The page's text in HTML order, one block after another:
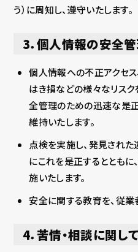
う）に周知し、遵守いたします。
3．個人情報の安全
個人情報への不正アクセス
はき損などの様々なリス
全管理のための迅速な是
維持いたします。
点検を実施し、発見され
にこれを是正するととも
施いたします。
安全に関する教育を、従業
4．苦情・相談に関して